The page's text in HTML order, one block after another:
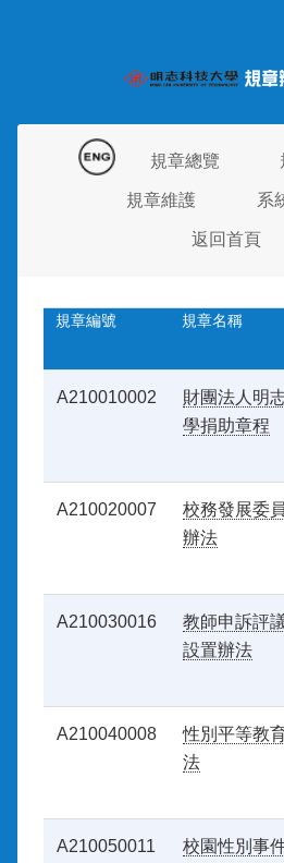
規章總覽
規章維護 系
返回首頁
規章編號 規章名稱
A210010002
財團法人明
學捐助章程
A210020007
校務發展委
辦法
A210030016
教師申訴評
設置辦法
A210040008
性別平等教
法
A210050011
校園性別事